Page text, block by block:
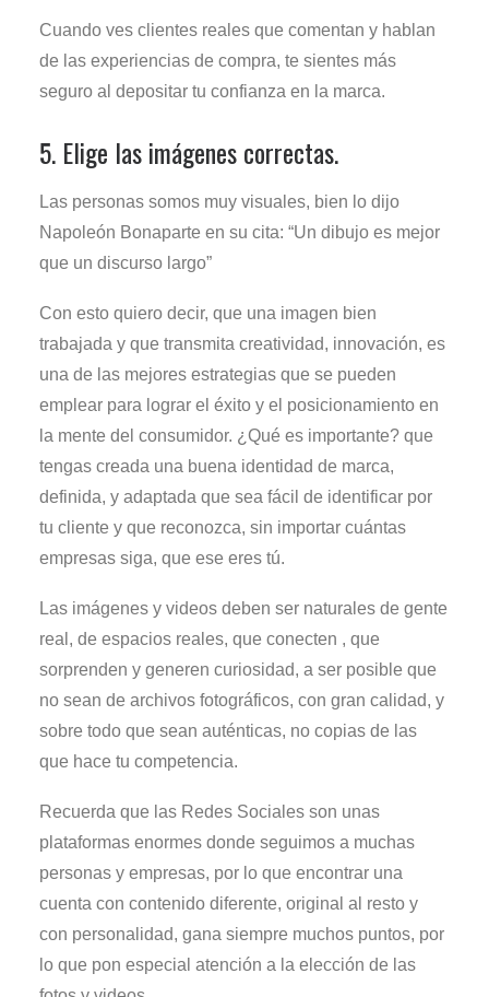
Cuando ves clientes reales que comentan y hablan
de las experiencias de compra, te sientes más
seguro al depositar tu confianza en la marca.
5. Elige las imágenes correctas.
Las personas somos muy visuales, bien lo dijo
Napoleón Bonaparte en su cita: “Un dibujo es mejor
que un discurso largo”
Con esto quiero decir, que una imagen bien
trabajada y que transmita creatividad, innovación, es
una de las mejores estrategias que se pueden
emplear para lograr el éxito y el posicionamiento en
la mente del consumidor. ¿Qué es importante? que
tengas creada una buena identidad de marca,
definida, y adaptada que sea fácil de identificar por
tu cliente y que reconozca, sin importar cuántas
empresas siga, que ese eres tú.
Las imágenes y videos deben ser naturales de gente
real, de espacios reales, que conecten , que
sorprenden y generen curiosidad, a ser posible que
no sean de archivos fotográficos, con gran calidad, y
sobre todo que sean auténticas, no copias de las
que hace tu competencia.
Recuerda que las Redes Sociales son unas
plataformas enormes donde seguimos a muchas
personas y empresas, por lo que encontrar una
cuenta con contenido diferente, original al resto y
con personalidad, gana siempre muchos puntos, por
lo que pon especial atención a la elección de las